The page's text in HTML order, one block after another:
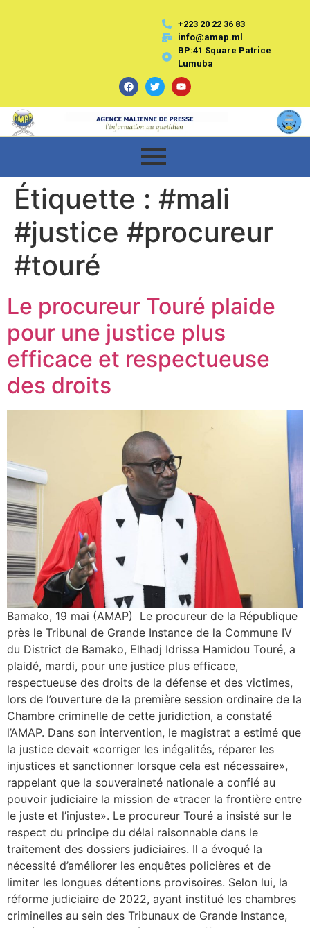
+223 20 22 36 83
info@amap.ml
BP:41 Square Patrice
Lumuba
Étiquette : #mali
#justice #procureur
#touré
Le procureur Touré plaide
pour une justice plus
efficace et respectueuse
des droits
Bamako, 19 mai (AMAP) Le procureur de la République
près le Tribunal de Grande Instance de la Commune IV
du District de Bamako, Elhadj Idrissa Hamidou Touré, a
plaidé, mardi, pour une justice plus efficace,
respectueuse des droits de la défense et des victimes,
lors de l’ouverture de la première session ordinaire de la
Chambre criminelle de cette juridiction, a constaté
l’AMAP. Dans son intervention, le magistrat a estimé que
la justice devait «corriger les inégalités, réparer les
injustices et sanctionner lorsque cela est nécessaire»,
rappelant que la souveraineté nationale a confié au
pouvoir judiciaire la mission de «tracer la frontière entre
le juste et l’injuste». Le procureur Touré a insisté sur le
respect du principe du délai raisonnable dans le
traitement des dossiers judiciaires. Il a évoqué la
nécessité d’améliorer les enquêtes policières et de
limiter les longues détentions provisoires. Selon lui, la
réforme judiciaire de 2022, ayant institué les chambres
criminelles au sein des Tribunaux de Grande Instance,